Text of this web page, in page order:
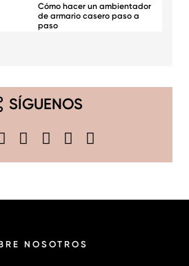
Cómo hacer un ambientador
de armario casero paso a
paso
SÍGUENOS
NOSOTROS